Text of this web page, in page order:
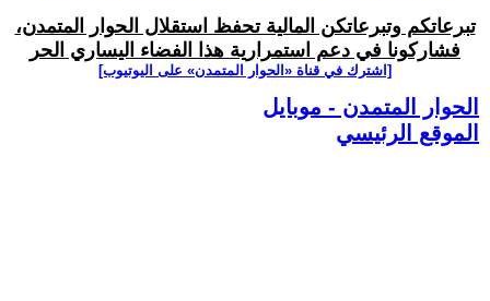
تبرعاتكم وتبرعاتكن المالية تحفظ استقلال الحوار المتمدن،
فشاركونا في دعم استمرارية هذا الفضاء اليساري الحر
[اشترك في قناة ‫«الحوار المتمدن» على اليوتيوب]
الحوار المتمدن - موبايل
الموقع الرئيسي